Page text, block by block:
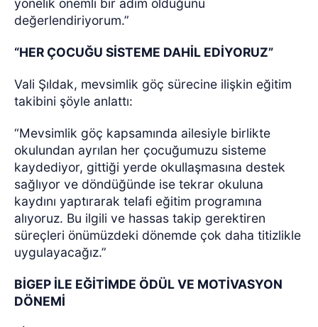
değerlendiriyorum.”
“HER ÇOCUĞU SİSTEME DAHİL EDİYORUZ”
Vali Şıldak, mevsimlik göç sürecine ilişkin eğitim
takibini şöyle anlattı:
“Mevsimlik göç kapsamında ailesiyle birlikte
okulundan ayrılan her çocuğumuzu sisteme
kaydediyor, gittiği yerde okullaşmasına destek
sağlıyor ve döndüğünde ise tekrar okuluna
kaydını yaptırarak telafi eğitim programına
alıyoruz. Bu ilgili ve hassas takip gerektiren
süreçleri önümüzdeki dönemde çok daha titizlikle
uygulayacağız.”
BİGEP İLE EĞİTİMDE ÖDÜL VE MOTİVASYON
DÖNEMİ